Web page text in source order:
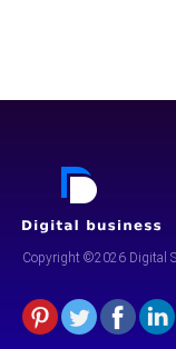
Copyright ©2026 Digital